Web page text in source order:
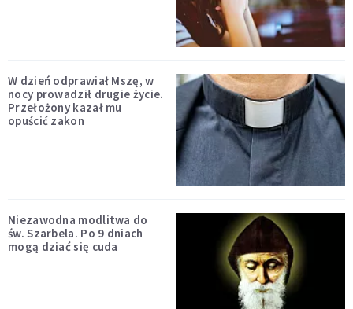
W dzień odprawiał Mszę, w
nocy prowadził drugie życie.
Przełożony kazał mu
opuścić zakon
Niezawodna modlitwa do
św. Szarbela. Po 9 dniach
mogą dziać się cuda